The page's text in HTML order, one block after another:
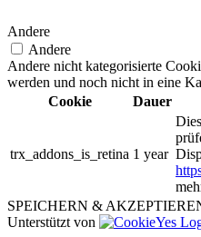
Andere
Andere
Andere nicht kategorisierte
werden und noch nicht in eine
Cookie
Dauer
trx_addons_is_retina 1 year
SPEICHERN &
Unterstützt von